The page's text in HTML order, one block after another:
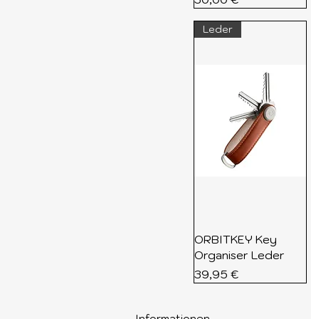
Leder
ORBITKEY Key
Organiser Leder
Preis
39,95 €